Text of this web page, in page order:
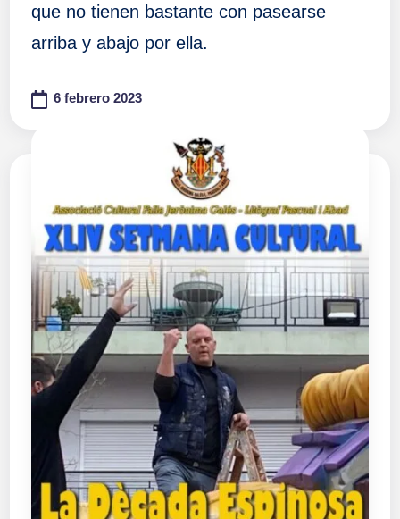
que no tienen bastante con pasearse
arriba y abajo por ella.
6 febrero 2023